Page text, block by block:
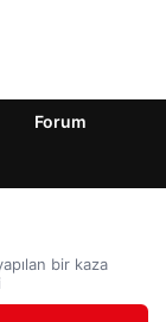
Forum
bir kaza